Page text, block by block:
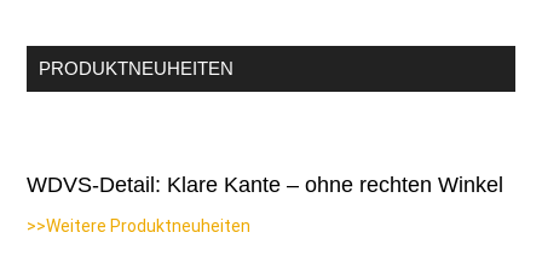
PRODUKTNEUHEITEN
WDVS-Detail: Klare Kante – ohne rechten Winkel
>>Weitere Produktneuheiten